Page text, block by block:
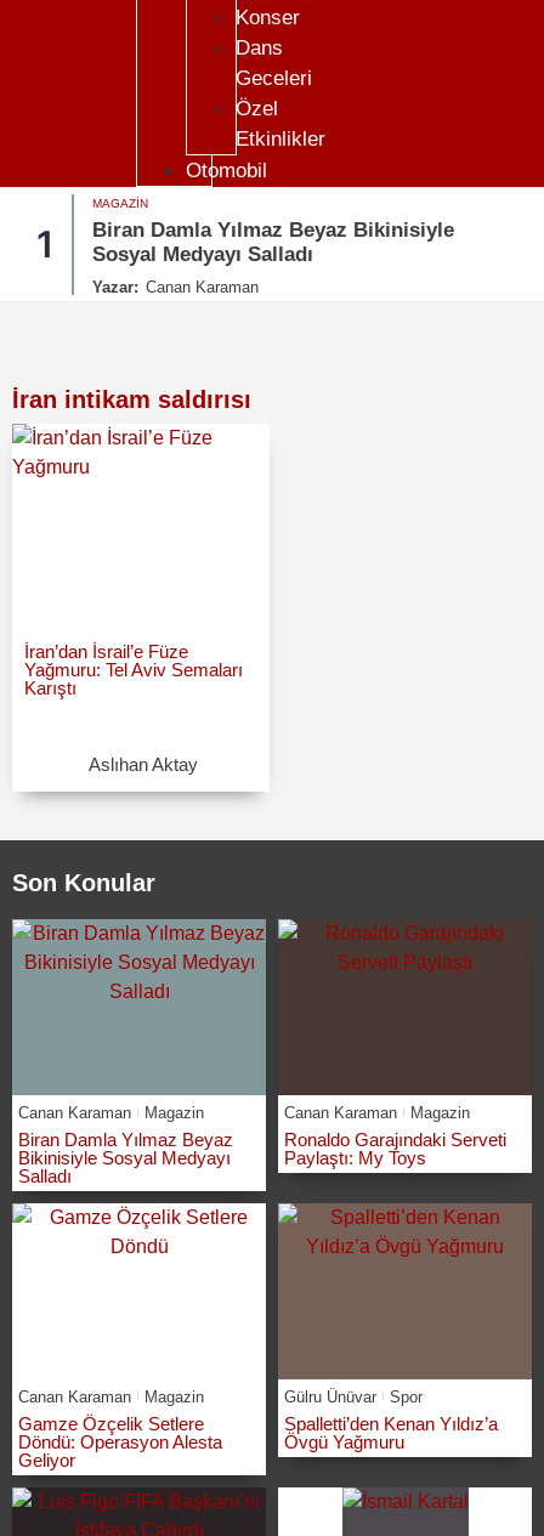
Konser
Dans
Geceleri
Özel
Etkinlikler
Otomobil
1
MAGAZIN
Biran Damla Yılmaz Beyaz Bikinisiyle
Sosyal Medyayı Salladı
Yazar: Canan Karaman
İran intikam saldırısı
İran’dan İsrail’e Füze
Yağmuru: Tel Aviv Semaları
Karıştı
Aslıhan Aktay
Son Konular
Canan Karaman Magazin
Biran Damla Yılmaz Beyaz
Bikinisiyle Sosyal Medyayı
Salladı
Canan Karaman Magazin
Ronaldo Garajındaki Serveti
Paylaştı: My Toys
Canan Karaman Magazin
Gamze Özçelik Setlere
Döndü: Operasyon Alesta
Geliyor
Gülru Ünüvar Spor
Spalletti’den Kenan Yıldız’a
Övgü Yağmuru